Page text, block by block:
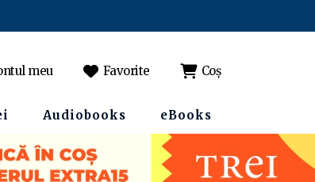
meu Favorite Coș
Audiobooks eBooks